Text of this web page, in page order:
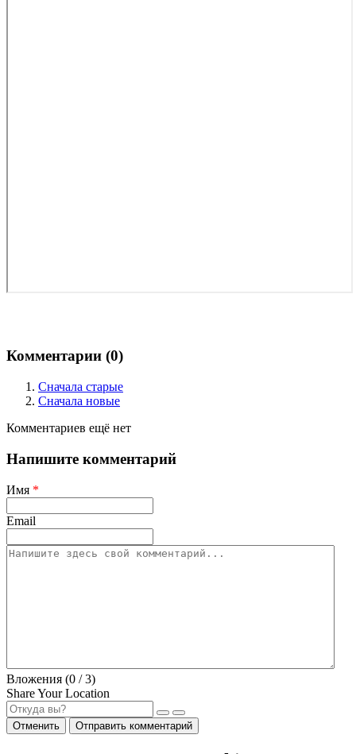
Комментарии (0)
Сначала старые
Сначала новые
Комментариев ещё нет
Напишите комментарий
Имя *
Email
Вложения (0 / 3)
Share Your Location
Отменить Отправить комментарий